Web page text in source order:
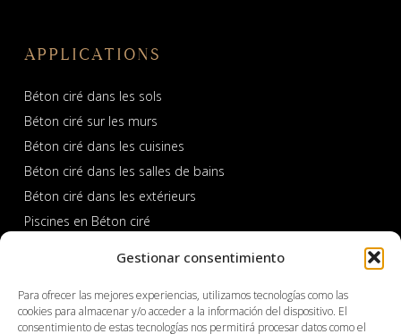
Gestionar consentimiento
Para ofrecer las mejores experiencias, utilizamos tecnologías como las
cookies para almacenar y/o acceder a la información del dispositivo. El
consentimiento de estas tecnologías nos permitirá procesar datos como el
APPLICATIONS
Béton ciré dans les sols
Béton ciré sur les murs
Béton ciré dans les cuisines
Béton ciré dans les salles de bains
Béton ciré dans les extérieurs
Piscines en Béton ciré